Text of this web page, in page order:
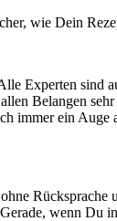
wie Dein
Experten sind
Belangen
immer ein
wenn